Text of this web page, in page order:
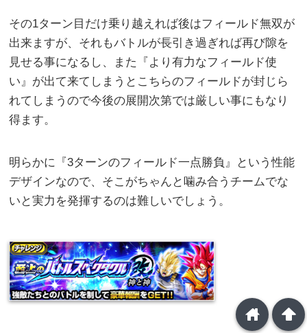
その1ターン目だけ乗り越えれば後はフィールド無双が
出来ますが、それもバトルが長引き過ぎれば再び隙を
見せる事になるし、また『より有力なフィールド使
い』が出て来てしまうとこちらのフィールドが封じら
れてしまうので今後の展開次第では厳しい事にもなり
得ます。
明らかに『3ターンのフィールド一点勝負』という性能
デザインなので、そこがちゃんと噛み合うチームでな
いと実力を発揮するのは難しいでしょう。
arrowup
home